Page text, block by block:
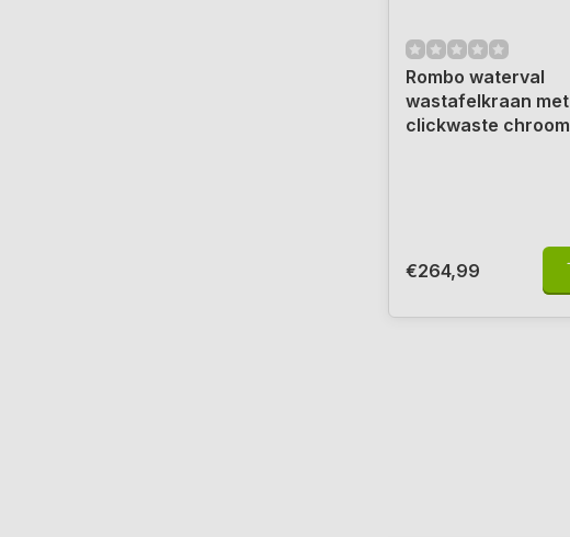
Rombo waterval
wastafelkraan met
clickwaste chroom
€264,99